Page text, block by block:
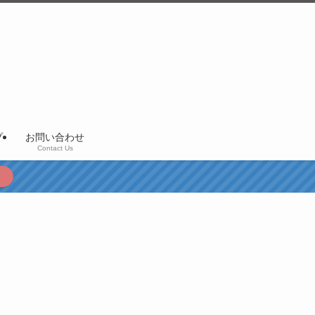
お問い合わせ
Contact Us